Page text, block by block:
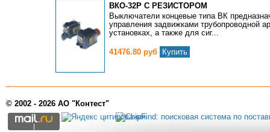
ВКО-32Р С РЕЗИСТОРОМ
Выключатели концевые типа ВК
управления задвижками трубопроводной
установках, а также для сиг...
41476.80 руб Купить
© 2002 - 2026 АО "Контест"